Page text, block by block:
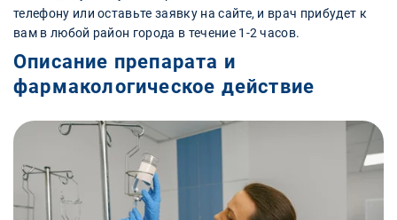
телефону или оставьте заявку на сайте, и врач прибудет к
вам в любой район города в течение 1-2 часов.
Описание препарата и
фармакологическое действие